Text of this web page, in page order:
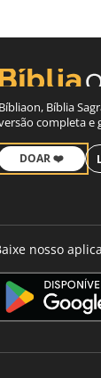
Bíbliaon, Bíblia
completa e
DOAR ❤️
nosso